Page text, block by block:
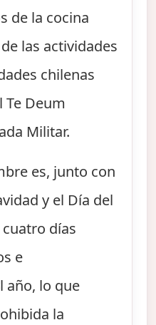
de la cocina
las actividades
chilenas
Te Deum
Militar.
es, junto con
y el Día del
días
e
año, lo que
la